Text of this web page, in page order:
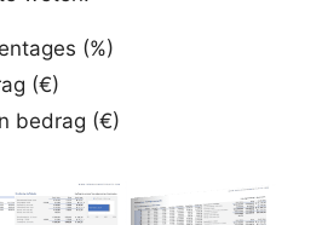
(%)
(€)
bedrag (€)